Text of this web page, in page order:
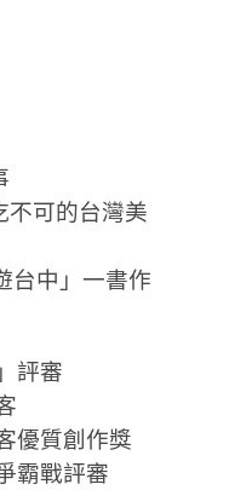
不可的台灣美
台中」一書作
評審
優質創作獎
霸戰評審